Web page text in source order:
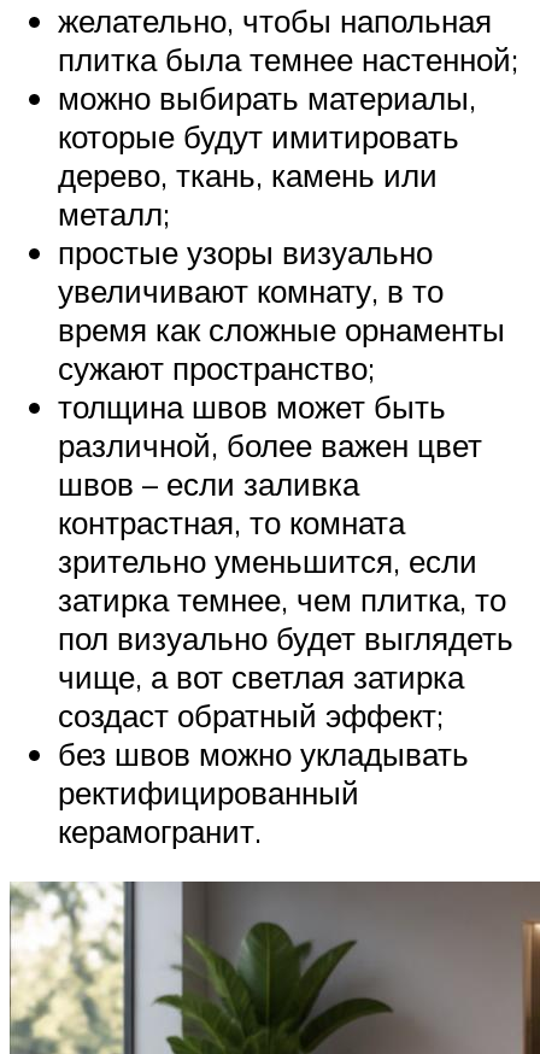
желательно, чтобы напольная
плитка была темнее настенной;
можно выбирать материалы,
которые будут имитировать
дерево, ткань, камень или
металл;
простые узоры визуально
увеличивают комнату, в то
время как сложные орнаменты
сужают пространство;
толщина швов может быть
различной, более важен цвет
швов – если заливка
контрастная, то комната
зрительно уменьшится, если
затирка темнее, чем плитка, то
пол визуально будет выглядеть
чище, а вот светлая затирка
создаст обратный эффект;
без швов можно укладывать
ректифицированный
керамогранит.